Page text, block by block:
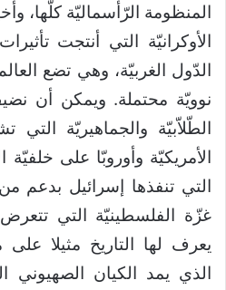
المنظومة الرّأسماليّة كلّها،
الأوكرانيّة التي أنتجت
الدّول الغربيّة، وهي تضع
نوويّة محتملة. ويمكن أن
الطّلاّبيّة والجماهيريّة التي
الأمريكيّة وأوروبّا على خلفيّة
التي تنفذها إسرائيل بدعم
غزّة الفلسطينيّة التي تتعرض
يعرف لها التاريخ مثيلا على
الذي يمد الكيان الصهيوني